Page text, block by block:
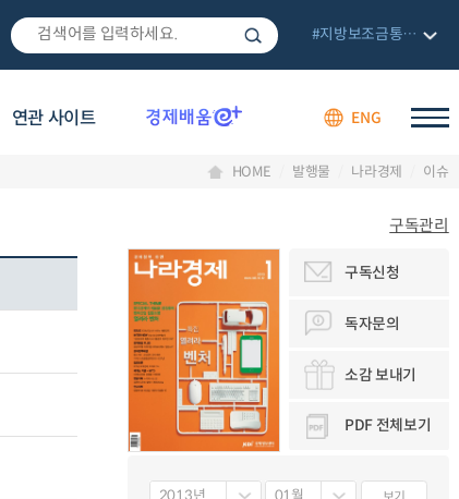
연관 사이트 ENG
#지방보조금통합관리망
HOME 발행물 나라경제 이슈
구독관리
구독신청
독자문의
소감 보내기
PDF 전체보기